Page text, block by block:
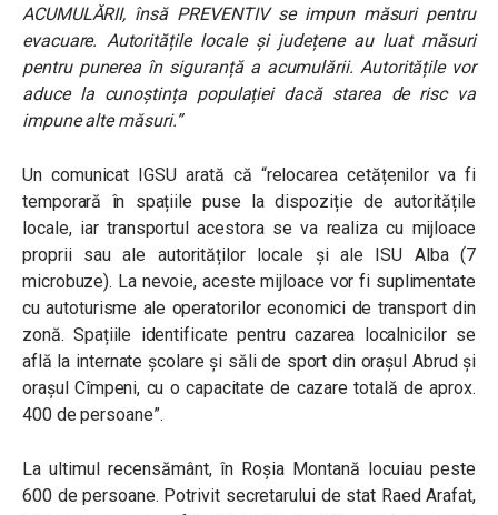
ACUMULĂRII, însă PREVENTIV se impun măsuri pentru
evacuare. Autoritățile locale și județene au luat măsuri
pentru punerea în siguranță a acumulării. Autoritățile vor
aduce la cunoștința populației dacă starea de risc va
impune alte măsuri.”
Un comunicat IGSU arată că “relocarea cetățenilor va fi
temporară în spațiile puse la dispoziție de autoritățile
locale, iar transportul acestora se va realiza cu mijloace
proprii sau ale autorităților locale și ale ISU Alba (7
microbuze). La nevoie, aceste mijloace vor fi suplimentate
cu autoturisme ale operatorilor economici de transport din
zonă. Spațiile identificate pentru cazarea localnicilor se
află la internate școlare și săli de sport din orașul Abrud și
orașul Cîmpeni, cu o capacitate de cazare totală de aprox.
400 de persoane”.
La ultimul recensământ, în Roșia Montană locuiau peste
600 de persoane. Potrivit secretarului de stat Raed Arafat,